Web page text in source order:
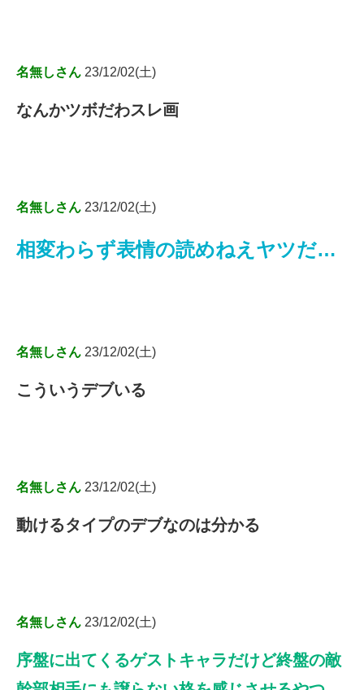
名無しさん 23/12/02(土)
なんかツボだわスレ画
名無しさん 23/12/02(土)
相変わらず表情の読めねえヤツだ…
名無しさん 23/12/02(土)
こういうデブいる
名無しさん 23/12/02(土)
動けるタイプのデブなのは分かる
名無しさん 23/12/02(土)
序盤に出てくるゲストキャラだけど終盤の敵